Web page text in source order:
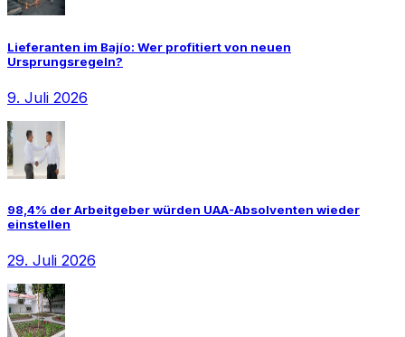
Lieferanten im Bajío: Wer profitiert von neuen
Ursprungsregeln?
9. Juli 2026
98,4% der Arbeitgeber würden UAA-Absolventen wieder
einstellen
29. Juli 2026